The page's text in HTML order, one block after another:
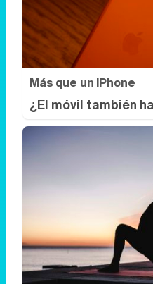
Más que un iPhone
¿El móvil también